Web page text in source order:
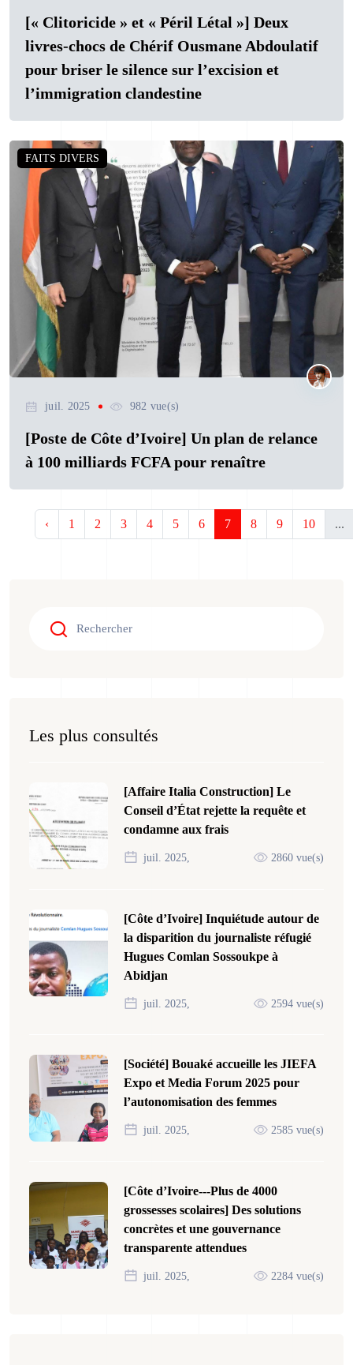
[« Clitoricide » et « Péril Létal »] Deux
livres-chocs de Chérif Ousmane Abdoulatif
pour briser le silence sur l’excision et
l’immigration clandestine
FAITS DIVERS
juil. 2025 982 vue(s)
[Poste de Côte d’Ivoire] Un plan de relance
à 100 milliards FCFA pour renaître
‹ 1 2 3 4 5 6 7 8 9 10 ...
Les plus consultés
[Affaire Italia Construction] Le
Conseil d’État rejette la requête et
condamne aux frais
juil. 2025, 2860 vue(s)
[Côte d’Ivoire] Inquiétude autour de
la disparition du journaliste réfugié
Hugues Comlan Sossoukpe à
Abidjan
juil. 2025, 2594 vue(s)
[Société] Bouaké accueille les JIEFA
Expo et Media Forum 2025 pour
l’autonomisation des femmes
juil. 2025, 2585 vue(s)
[Côte d’Ivoire---Plus de 4000
grossesses scolaires] Des solutions
concrètes et une gouvernance
transparente attendues
juil. 2025, 2284 vue(s)